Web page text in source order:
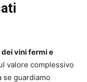
vini fermi e
valore complessivo
se guardiamo